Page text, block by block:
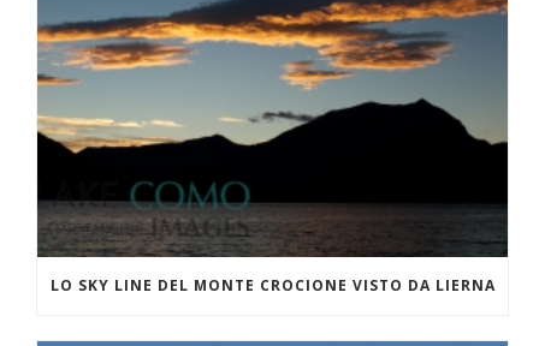
LO SKY LINE DEL MONTE CROCIONE VISTO DA LIERNA